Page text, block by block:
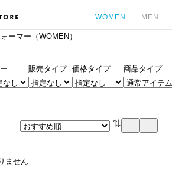
WOMEN MEN
ーマー（WOMEN）
販売タイプ 価格タイプ 商品タイプ
ません